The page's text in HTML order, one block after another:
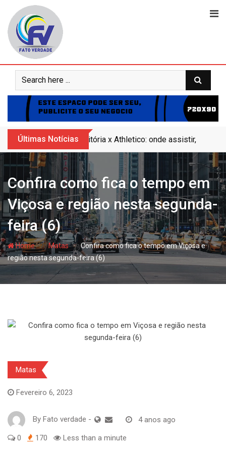
content
Últimas Notícias Vitória x Athletico: onde assistir,
Confira como fica o tempo em
Viçosa e região nesta segunda-
feira (6)
Home- hjMatas- hjConfira como fica o tempo em Viçosa e
região nesta segunda-feira (6)
Matas
Fevereiro 6, 2023
By Fato verdade - 4 anos ago
0 170 Less than a minute